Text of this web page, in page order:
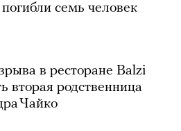
семь человек
в ресторане Balzi
вторая родственница
Чайко